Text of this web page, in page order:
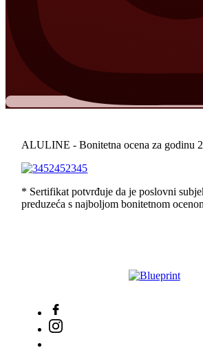
ALULINE - Bonitetna ocena za godinu
* Sertifikat potvrđuje da je poslovni
preduzeća s najboljom bonitetnom